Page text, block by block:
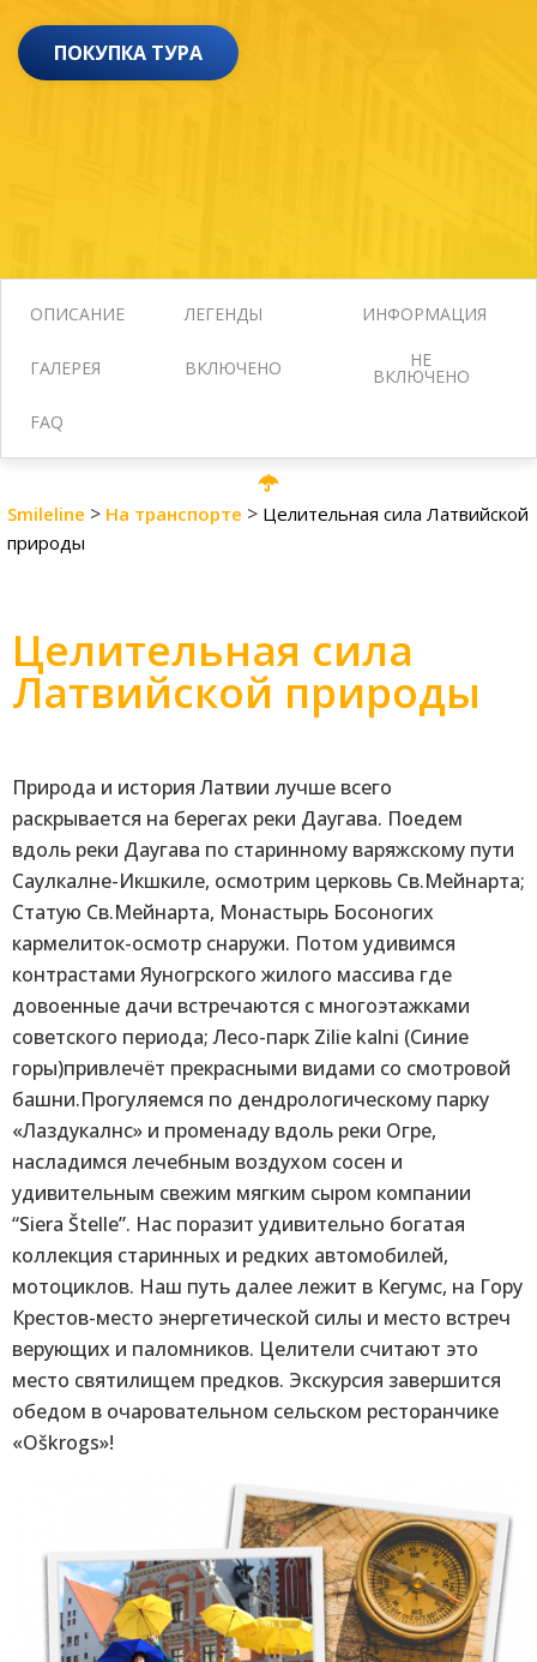
ПОКУПКА ТУРА
ОПИСАНИЕ ЛЕГЕНДЫ ИНФОРМАЦИЯ
ГАЛЕРЕЯ ВКЛЮЧЕНО НЕ
ВКЛЮЧЕНО
FAQ
Smileline > На транспорте > Целительная сила Латвийской
природы
Целительная сила
Латвийской природы
Природа и история Латвии лучше всего
раскрывается на берегах реки Даугава. Поедем
вдоль реки Даугава по старинному варяжскому пути
Саулкалне-Икшкиле, осмотрим церковь Св.Мейнарта;
Статую Св.Мейнарта, Монастырь Босоногих
кармелиток-осмотр снаружи. Потом удивимся
контрастами Яуногрского жилого массива где
довоенные дачи встречаются с многоэтажками
советского периода; Лесо-парк Zilie kalni (Синие
горы)привлечёт прекрасными видами со смотровой
башни.Прогуляемся по дендрологическому парку
«Лаздукалнс» и променаду вдоль реки Огре,
насладимся лечебным воздухом сосен и
удивительным свежим мягким сыром компании
“Siera Štelle”. Нас поразит удивительно богатая
коллекция старинных и редких автомобилей,
мотоциклов. Наш путь далее лежит в Кегумс, на Гору
Крестов-место энергетической силы и место встреч
верующих и паломников. Целители считают это
место святилищем предков. Экскурсия завершится
обедом в очаровательном сельском ресторанчике
«Oškrogs»!